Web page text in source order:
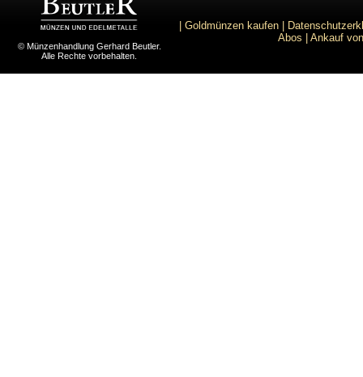
© Münzenhandlung Gerhard Beutler.
Alle Rechte vorbehalten.
Goldmünzen kaufen
Abos
Ankauf